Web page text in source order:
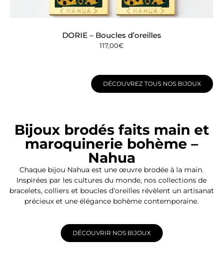
DORIE – Boucles d’oreilles
117,00€
DÉCOUVREZ TOUS NOS BIJOUX
Bijoux brodés faits main et
maroquinerie bohème –
Nahua
Chaque bijou Nahua est une œuvre brodée à la main.
Inspirées par les cultures du monde, nos collections de
bracelets, colliers et boucles d’oreilles révèlent un artisanat
précieux et une élégance bohème contemporaine.
DÉCOUVRIR NOS BIJOUX